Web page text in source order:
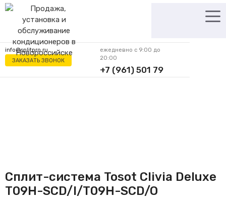
Перейти
содержимому
info@splitpro.ru
ЗАКАЗАТЬ ЗВОНОК
ежедневно с 9:00 до
20:00
+7 (961) 501 79
62
Сплит-система Tosot Clivia Deluxe
T09H-SCD/I/T09H-SCD/O